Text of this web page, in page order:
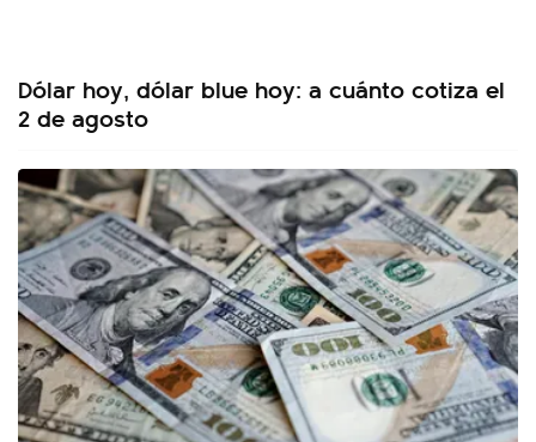
Dólar hoy, dólar blue hoy: a cuánto cotiza el
2 de agosto